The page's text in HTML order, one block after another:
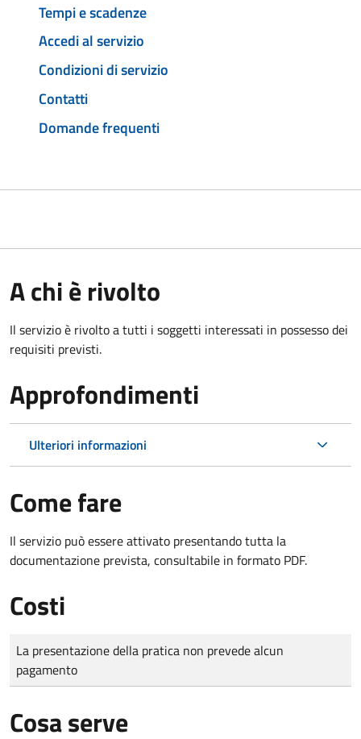
Tempi e scadenze
Accedi al servizio
Condizioni di servizio
Contatti
Domande frequenti
A chi è rivolto
Il servizio è rivolto a tutti i soggetti interessati in possesso dei
requisiti previsti.
Approfondimenti
Ulteriori informazioni
Come fare
Il servizio può essere attivato presentando tutta la
documentazione prevista, consultabile in formato PDF.
Costi
Tipo di pagamento
Importo
La presentazione della pratica non prevede alcun
pagamento
Cosa serve